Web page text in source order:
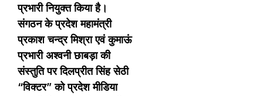
प्रभारी नियुक्त किया है।
संगठन के प्रदेश महामंत्री
प्रकाश चन्द्र मिश्रा एवं कुमाऊं
प्रभारी अश्वनी छाबड़ा की
संस्तुति पर दिलप्रीत सिंह सेठी
“विक्टर” को प्रदेश मीडिया